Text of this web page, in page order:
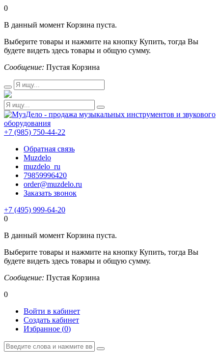
0
В данный момент Корзина пуста.
Выберите товары и нажмите на кнопку Купить, тогда Вы
будете видеть здесь товары и общую сумму.
Сообщение: Пустая Корзина
+7 (985) 750-44-22
Обратная связь
Muzdelo
muzdelo_ru
79859996420
order@muzdelo.ru
Заказать звонок
+7 (495) 999-64-20
0
В данный момент Корзина пуста.
Выберите товары и нажмите на кнопку Купить, тогда Вы
будете видеть здесь товары и общую сумму.
Сообщение: Пустая Корзина
0
Войти в кабинет
Создать кабинет
Избранное (0)